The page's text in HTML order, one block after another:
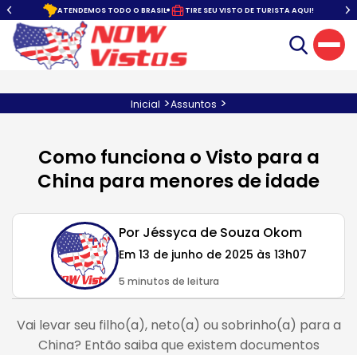
SEG À SEX. DAS 10:00 ÀS 22:00 ATENDIMENTO COM HORA MARCADA
Inicial >Assuntos >
Como funciona o Visto para a
China para menores de idade
Por Jéssyca de Souza Okom
Em 13 de junho de 2025 às 13h07
5 minutos de leitura
Vai levar seu filho(a), neto(a) ou sobrinho(a) para a
China? Então saiba que existem documentos